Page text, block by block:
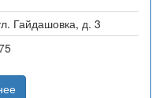
Гайдашовка, д. 3